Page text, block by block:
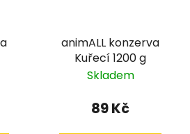
animALL konzerva
Kuřecí 1200 g
Skladem
89 Kč